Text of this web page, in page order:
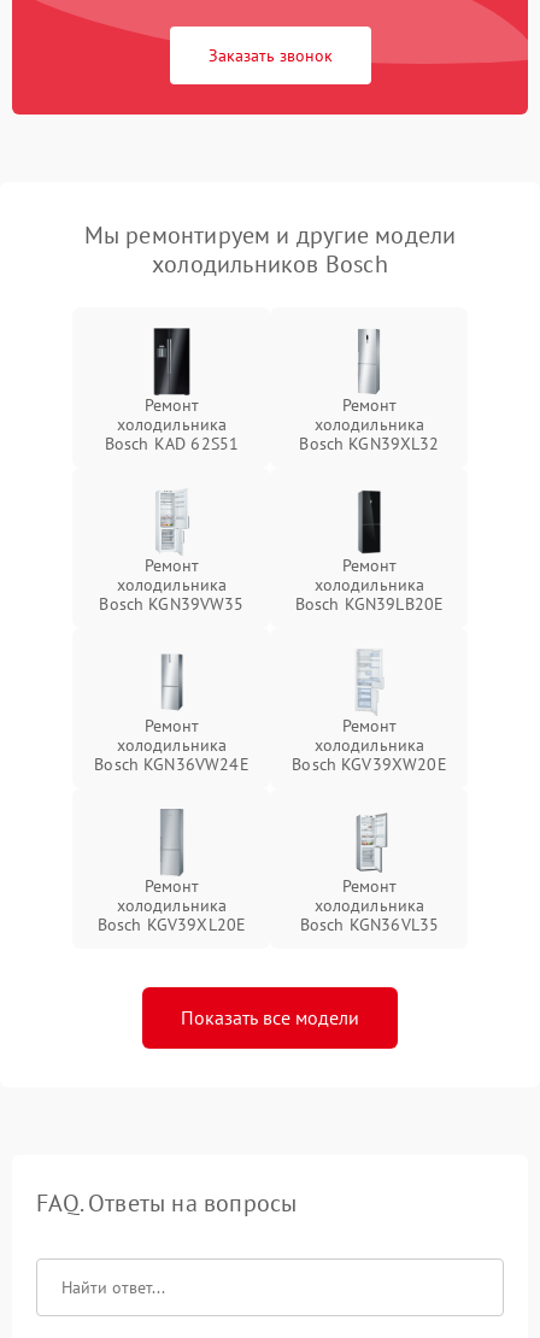
Заказать звонок
Мы ремонтируем и другие модели
холодильников Bosch
Ремонт
холодильника
Bosch KAD 62S51
Ремонт
холодильника
Bosch KGN39XL32
Ремонт
холодильника
Bosch KGN39VW35
Ремонт
холодильника
Bosch KGN39LB20E
Ремонт
холодильника
Bosch KGN36VW24E
Ремонт
холодильника
Bosch KGV39XW20E
Ремонт
холодильника
Bosch KGV39XL20E
Ремонт
холодильника
Bosch KGN36VL35
Показать все модели
FAQ. Ответы на вопросы